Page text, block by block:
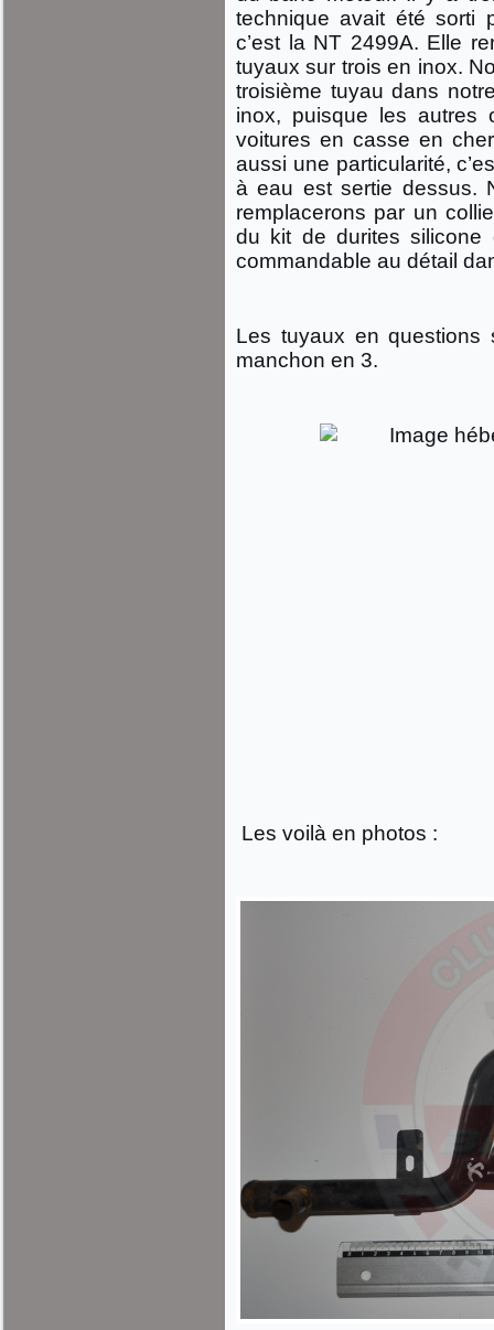
technique avait été sorti
c’est la NT 2499A. Elle
tuyaux sur trois en inox.
troisième tuyau dans
inox, puisque les autres
voitures en casse en
aussi une particularité,
à eau est sertie dessus.
remplacerons par un
du kit de durites
commandable au détail
Les tuyaux en
manchon en 3.
Les voilà en photos :